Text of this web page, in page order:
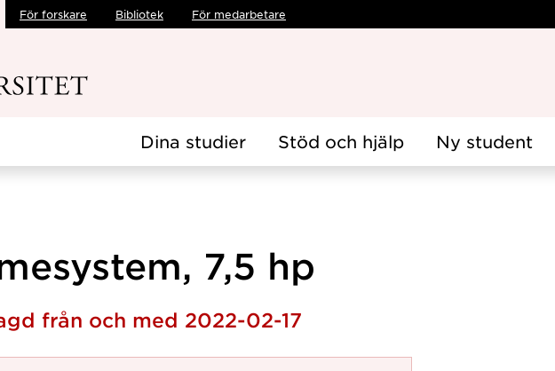
För forskare Bibliotek För medarbetare
Dina studier Stöd och hjälp Ny student
7,5 hp
från och med 2022-02-17